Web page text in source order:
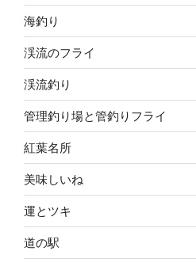
海釣り
渓流のフライ
渓流釣り
管理釣り場と管釣りフライ
紅葉名所
美味しいね
運とツキ
道の駅